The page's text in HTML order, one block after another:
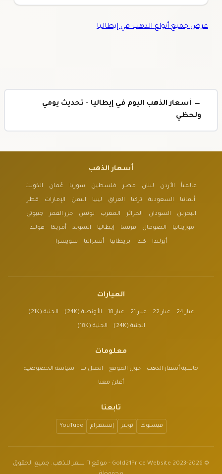
عرض جميع أنواع الذهب في إيطاليا
← أسعار الذهب اليوم في إيطاليا - تحديث يومي
ولحظي
أسعار الذهب
عالمياً الأردن لبنان مصر فلسطين سوريا عُمان الكويت
ألمانيا السعودية تركيا العراق ليبيا اليمن الإمارات قطر
البحرين السودان الجزائر المغرب تونس جزر القمر جيبوتي
موريتانيا الصومال فرنسا إيطاليا السويد أمريكا هولندا
أيرلندا كندا بريطانيا أستراليا سويسرا
العيارات
عيار 24 عيار 22 عيار 21 عيار 18 الأونصة (24K) الجنية (21K)
الجنية (24K) الجنية (18K)
معلومات
حاسبة أسعار الذهب حول الموقع اتصل بنا سياسة الخصوصية
أعلن معنا
تابعنا
فيسبوك تويتر إنستغرام YouTube
© 2023-2026 Gold21Price Website - موقع ٢١ سعر للذهب. جميع الحقوق